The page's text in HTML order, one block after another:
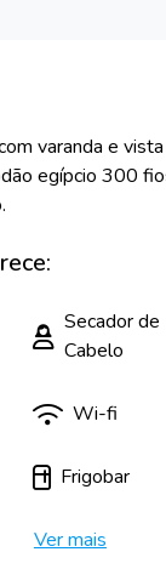
varanda e
egípcio 300
Secador de
Cabelo
Wi-fi
Frigobar
Ver mais